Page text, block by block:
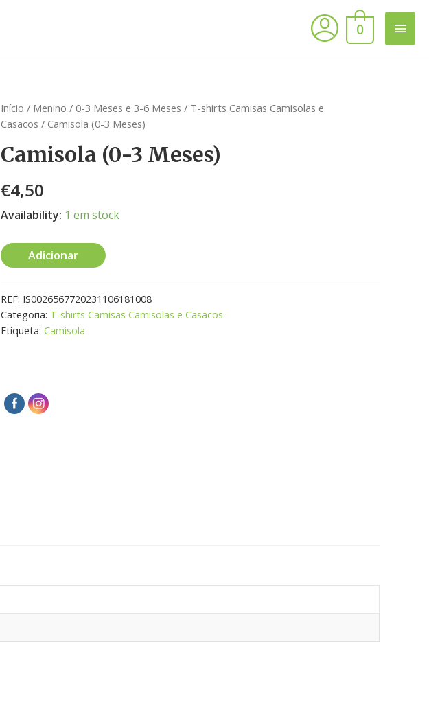
0
Início / Menino / 0-3 Meses e 3-6 Meses / T-shirts Camisas Camisolas e
Casacos / Camisola (0-3 Meses)
Camisola (0-3 Meses)
€4,50
Availability: 1 em stock
Adicionar
REF: IS0026567720231106181008
Categoria: T-shirts Camisas Camisolas e Casacos
Etiqueta: Camisola